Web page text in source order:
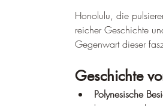
Honolulu, die
reicher Geschichte
Gegenwart dieser
Geschichte
Polynesische